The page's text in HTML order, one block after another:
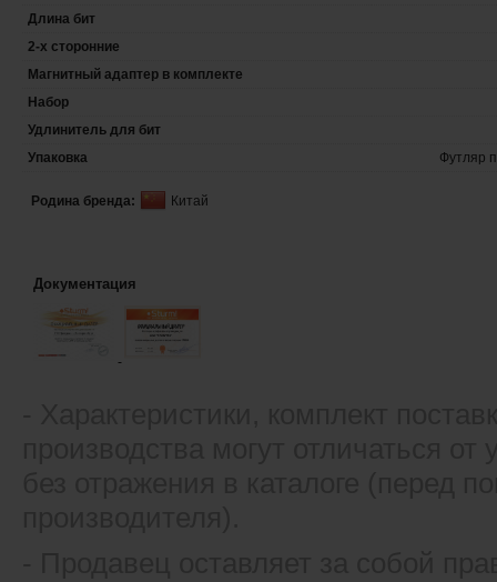
Длина бит
2-х сторонние
Магнитный адаптер в комплекте
Набор
Удлинитель для бит
Упаковка
Футляр
Родина бренда: Китай
Документация